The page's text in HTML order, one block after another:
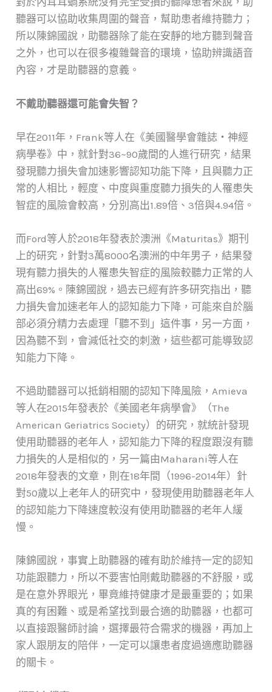
聽器可以協助收集周圍的聲音，幫助患者維持聽力；
所以陳錦國說，助聽器除了能在安靜的地方聽到聲音
之外，也可以在很多複雜聲音的環境，協助辨識語音
內容，才是助聽器的意義。
不戴助聽器還可能會失智？
早在2011年，Frank等人在《美國醫學會雜誌・神經
病學卷》中，就針對36~90歲間的人進行研究，結果
發現聽力損失會加速影響認知功能下降，且與聽力正
常的人相比，輕度、中度與重度聽力損失的人罹患失
智症的風險會較高，分別高出1.89倍、3倍與4.94倍。
而Ford等人於2018年發表於澳洲《Maturitas》期刊
上的研究，針對3萬8000名澳洲的中年男子，結果發
現有聽力損失的人罹患失智症的風險較聽力正常的人
高出69%。陳錦國說，過去已經有許多研究指出，聽
力損失會加速老年人的認知能力下降，可能來自於腦
部必須分精力去處理「聽不到」這件事，另一方面，
因為聽不到，會減低社交的刺激，這些都可能導致認
知能力下降。
不過助聽器可以抵銷相關的認知下降風險，Amieva
等人在2015年發表於《美國老年病學會》（The
American Geriatrics Society）的研究，就統計發現
使用助聽器的老年人，認知能力下降的程度跟沒有聽
力損失的人是相似的，另一篇由Maharani等人在
2018年發表的文章，則在18年間（1996-2014年）針
對50歲以上老年人的研究中，發現使用助聽器老年人
的認知能力下降速度較沒有使用助聽器的老年人緩
慢。
陳錦國說，事實上助聽器的確有助於維持一定的認知
功能跟聽力，所以不要害怕剛戴助聽器的不舒服，或
是在意外界眼光，畢竟維持健康才是最重要的；如果
真的有困難、或是希望找到最合適的助聽器，也都可
以直接跟醫師討論，選擇最符合需求的機器，再加上
家人跟朋友的陪伴，一定可以讓患者度過適應助聽器
的關卡。